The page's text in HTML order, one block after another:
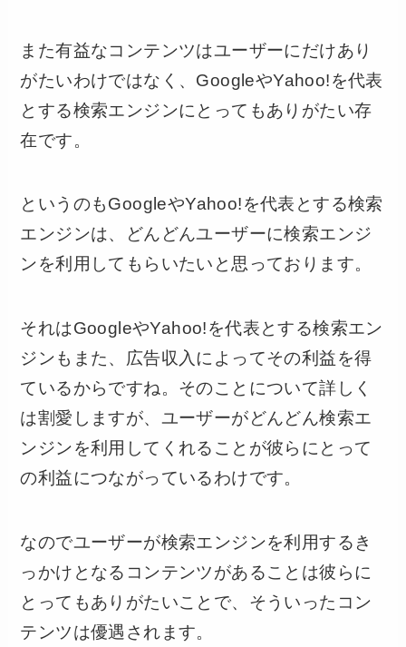
また有益なコンテンツはユーザーにだけあり
がたいわけではなく、GoogleやYahoo!を代表
とする検索エンジンにとってもありがたい存
在です。
というのもGoogleやYahoo!を代表とする検索
エンジンは、どんどんユーザーに検索エンジ
ンを利用してもらいたいと思っております。
それはGoogleやYahoo!を代表とする検索エン
ジンもまた、広告収入によってその利益を得
ているからですね。そのことについて詳しく
は割愛しますが、ユーザーがどんどん検索エ
ンジンを利用してくれることが彼らにとって
の利益につながっているわけです。
なのでユーザーが検索エンジンを利用するき
っかけとなるコンテンツがあることは彼らに
とってもありがたいことで、そういったコン
テンツは優遇されます。